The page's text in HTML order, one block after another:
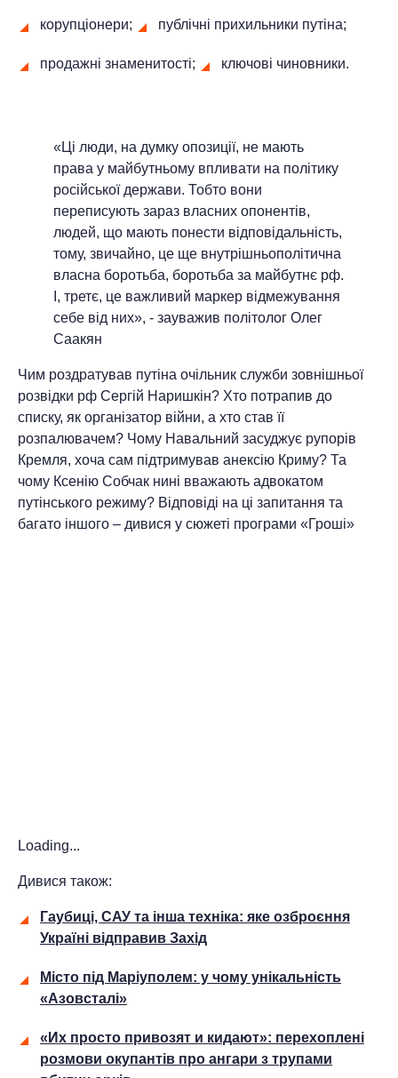
корупціонери; публічні прихильники путіна;
продажні знаменитості; ключові чиновники.
«Ці люди, на думку опозиції, не мають
права у майбутньому впливати на політику
російської держави. Тобто вони
переписують зараз власних опонентів,
людей, що мають понести відповідальність,
тому, звичайно, це ще внутрішньополітична
власна боротьба, боротьба за майбутнє рф.
І, третє, це важливий маркер відмежування
себе від них», - зауважив політолог Олег
Саакян
Чим роздратував путіна очільник служби зовнішньої
розвідки рф Сергій Наришкін? Хто потрапив до
списку, як організатор війни, а хто став її
розпалювачем? Чому Навальний засуджує рупорів
Кремля, хоча сам підтримував анексію Криму? Та
чому Ксенію Собчак нині вважають адвокатом
путінського режиму? Відповіді на ці запитання та
багато іншого – дивися у сюжеті програми «Гроші»
Loading...
Дивися також:
Гаубиці, САУ та інша техніка: яке озброєння
Україні відправив Захід
Місто під Маріуполем: у чому унікальність
«Азовсталі»
«Их просто привозят и кидают»: перехоплені
розмови окупантів про ангари з трупами